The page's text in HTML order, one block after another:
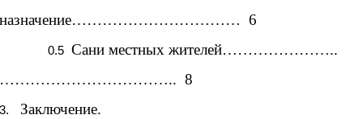
6
Сани местных жителей…………………..
8
Заключение.